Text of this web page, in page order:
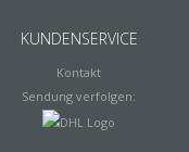
KUNDENSERVICE
Kontakt
Sendung verfolgen: